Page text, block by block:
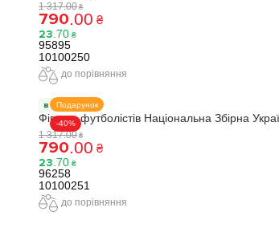
1 317.00 ₴
790.00 ₴
23.70 ₴
95895
10100250
до порівняння
Подарунок
-40%
в наявності
Фігурки футболістів Національна Збірна
1 317.00 ₴
790.00 ₴
23 .70 ₴
96258
10100251
до порівняння